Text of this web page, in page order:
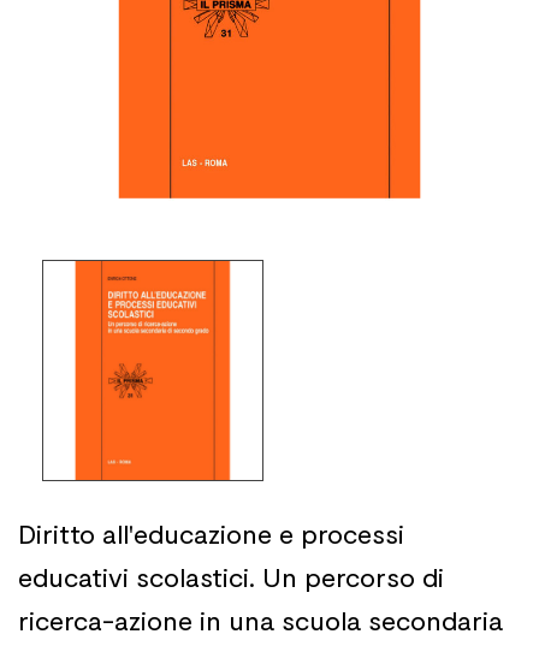
Diritto all'educazione e processi
educativi scolastici. Un percorso di
ricerca-azione in una scuola secondaria